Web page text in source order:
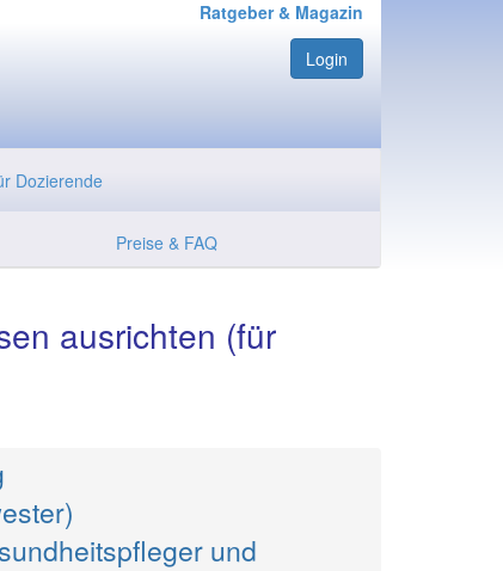
Ratgeber & Magazin
Login
Dozierende
Preise & FAQ
ausrichten (für
und